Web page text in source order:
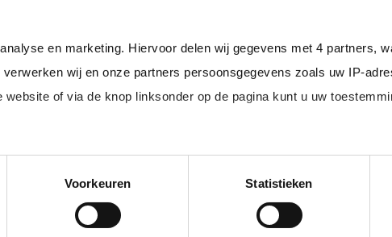
en marketing. Hiervoor delen wij gegevens met 4 partners,
wij en onze partners persoonsgegevens zoals uw IP-
of via de knop linksonder op de pagina kunt u uw
Voorkeuren Statistieken
met marketinginitiatieven, evenals het informeren
de klant en het nemen van proactieve stappen om
van klanten via telefoon, e-mail, sociale media of chat
over productassortimenten en nieuwe releases, alsmede
van aftersales en ondersteunende diensten, en
van technische problemen, evenals complimenten
en nieuwe technologieën met betrekking tot